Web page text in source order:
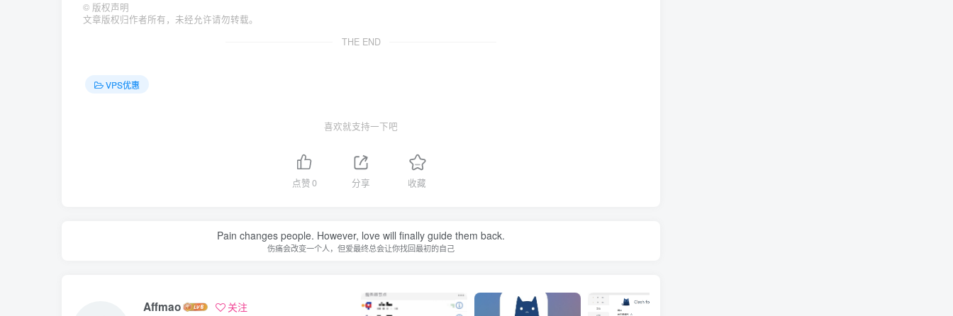
© 版权声明
文章版权归作者所有，未经允许请勿转载。
THE END
VPS优惠
喜欢就支持一下吧
点赞0 分享 收藏
Pain changes people. However, love will finally guide them back.
伤痛会改变一个人，但爱最终总会让你找回最初的自己
Affmao 关注